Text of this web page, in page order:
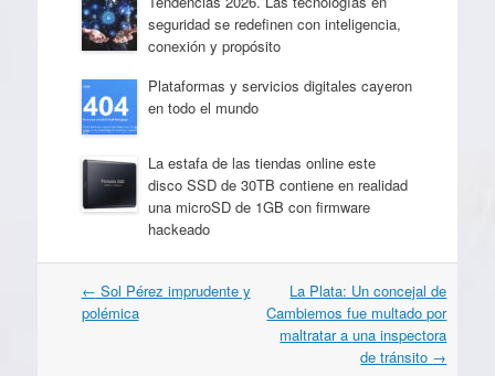
seguridad se redefinen con inteligencia,
conexión y propósito
Plataformas y servicios digitales cayeron
en todo el mundo
La estafa de las tiendas online este
disco SSD de 30TB contiene en realidad
una microSD de 1GB con firmware
hackeado
Navegación
por
← Sol Pérez imprudente y
polémica
La Plata: Un concejal de
Cambiemos fue multado por
maltratar a una inspectora
de tránsito →